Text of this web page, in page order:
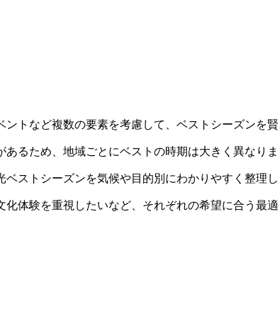
トなど複数の要素を考慮して、ベストシーズンを賢
るため、地域ごとにベストの時期は大きく異なりま
ストシーズンを気候や目的別にわかりやすく整理し
体験を重視したいなど、それぞれの希望に合う最適